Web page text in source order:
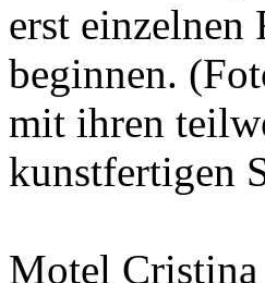
erst einzelnen
beginnen.
mit ihren
kunstfertigen
Motel Cristina